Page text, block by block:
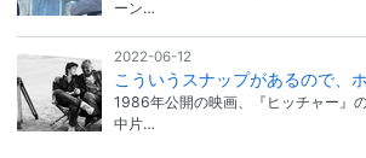
ーン…
2022-06-12
こういうスナップがあるので、
1986年公開の映画、『ヒッチャー』
中片…